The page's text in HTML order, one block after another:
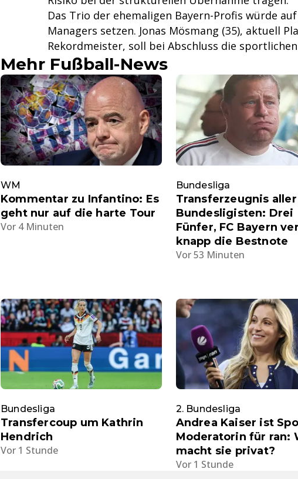
Das Trio der ehemaligen Bayern-Profis würde
Managers setzen. Jonas Mösmang (35), aktuell
Rekordmeister, soll bei Abschluss die
Mehr Fußball-News
WM
Kommentar zu Infantino: Es
geht nur auf die harte Tour
Vor 4 Minuten
Bundesliga
Transferzeugnis aller
Bundesligisten: Drei
Fünfer, FC Bayern
knapp die Bestnote
Vor 53 Minuten
Bundesliga
Transfercoup um Kathrin
Hendrich
Vor 1 Stunde
2. Bundesliga
Andrea Kaiser ist
Moderatorin für ran:
macht sie privat?
Vor 1 Stunde